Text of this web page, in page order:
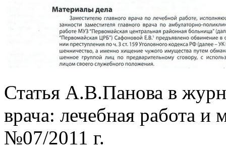
Статья А.В.Панова в
врача: лечебная работа и
№07/2011 г.